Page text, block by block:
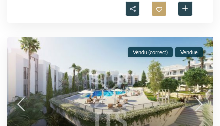
Vendu (correct) Vendue